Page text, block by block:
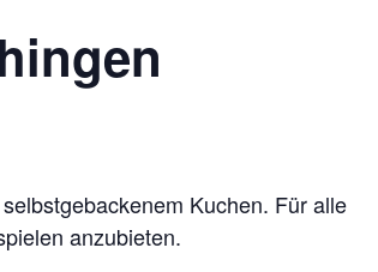
Kuchen. Für alle
anzubieten.